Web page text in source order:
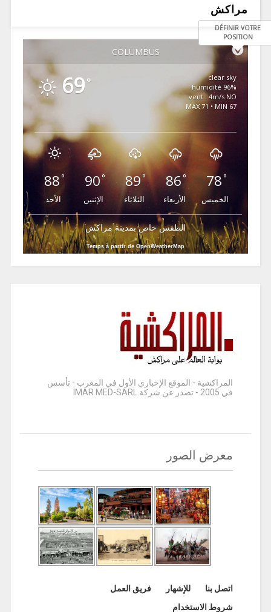
مراكش
COLUMBUS
DÉFINIR VOTRE
POSITION
69 °
clear sky
96% humidité
vent : 4m/s NO
MAX 71 • MIN 67
88°
الأحد
90°
الإثنين
89°
الثلاثاء
86°
الأربعاء
78°
الخميس
الطقس خاص بمدينة مراكش
Temps à partir de OpenWeatherMap
المراكشية - الموقع الإخباري الأول في المغرب - تأسس
في 2005 - تصدر عن شركة IMAR MED-SARL
معرض الصور
اتصل بنا للإشهار
فريق العمل
شروط الاستخدام